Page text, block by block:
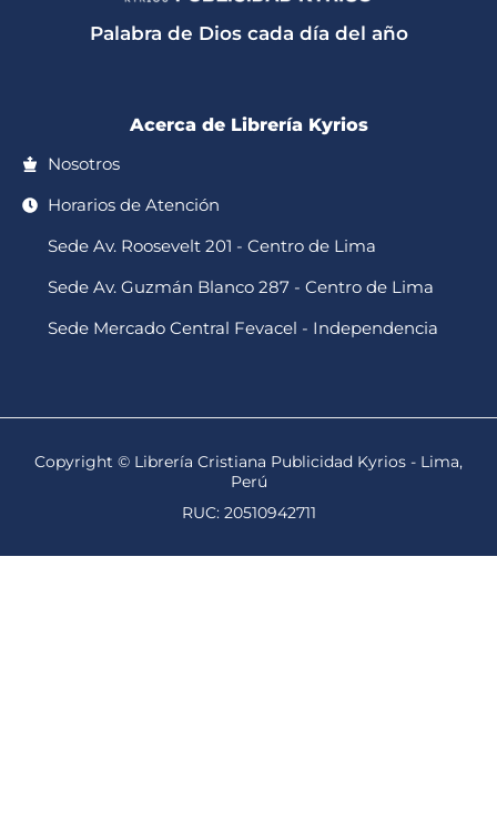
p k a
Palabra de Dios cada día del año
Acerca de Librería Kyrios
Nosotros
Horarios de Atención
Sede Av. Roosevelt 201 - Centro de Lima
Sede Av. Guzmán Blanco 287 - Centro de Lima
Sede Mercado Central Fevacel - Independencia
Copyright © Librería Cristiana Publicidad Kyrios - Lima,
Perú
RUC: 20510942711